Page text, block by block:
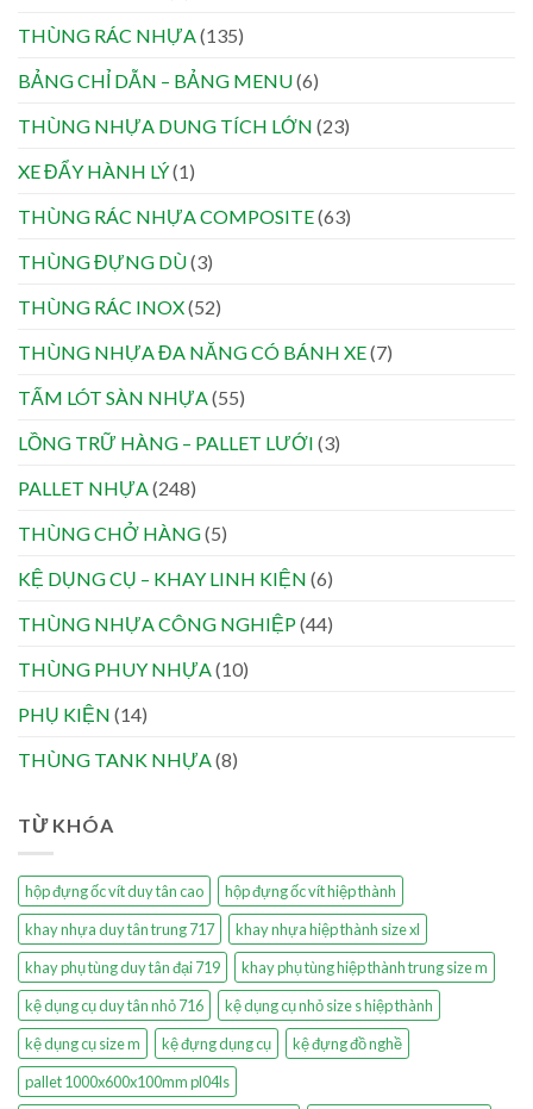
THÙNG RÁC NHỰA(135)
BẢNG CHỈ DẪN – BẢNG MENU(6)
THÙNG NHỰA DUNG TÍCH LỚN (23)
XE ĐẨY HÀNH LÝ(1)
THÙNG RÁC NHỰA COMPOSITE(63)
THÙNG ĐỰNG DÙ(3)
THÙNG RÁC INOX(52)
THÙNG NHỰA ĐA NĂNG CÓ BÁNH XE(7)
TẤM LÓT SÀN NHỰA(55)
LỒNG TRỮ HÀNG – PALLET LƯỚI (3)
PALLET NHỰA(248)
THÙNG CHỞ HÀNG(5)
KỆ DỤNG CỤ – KHAY LINH KIỆN (6)
THÙNG NHỰA CÔNG NGHIỆP(44)
THÙNG PHUY NHỰA(10)
PHỤ KIỆN (14)
THÙNG TANK NHỰA(8)
TỪ KHÓA
hộp đựng ốc vít duy tân cao
hộp đựng ốc vít hiệp thành
khay nhựa duy tân trung 717
khay nhựa hiệp thành size xl
khay phụ tùng duy tân đại 719
khay phụ tùng hiệp thành trung size m
kệ dụng cụ duy tân nhỏ 716
kệ dụng cụ nhỏ size s hiệp thành
kệ dụng cụ size m
kệ đựng dụng cụ
kệ đựng đồ nghề
pallet 1000x600x100mm pl04ls